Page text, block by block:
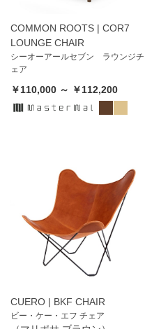
COMMON ROOTS | COR7
LOUNGE CHAIR
シーオーアールセブン ラウンジチ
ェア
￥110,000 ～ ￥112,200
CUERO | BKF CHAIR
ビー・ケー・エフ チェア